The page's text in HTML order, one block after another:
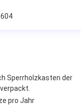
Sperrholzkasten der
pro Jahr